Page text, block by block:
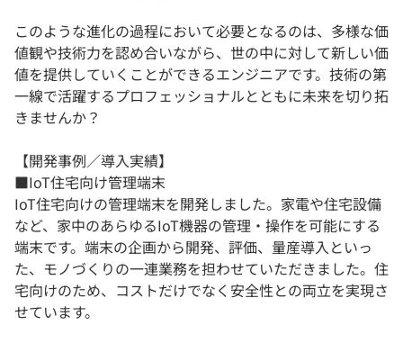
このような進化の過程において必要となるのは、多様な価
値観や技術力を認め合いながら、世の中に対して新しい価
値を提供していくことができるエンジニアです。技術の第
一線で活躍するプロフェッショナルとともに未来を切り拓
きませんか？
【開発事例／導入実績】
■IoT住宅向け管理端末
IoT住宅向けの管理端末を開発しました。家電や住宅設備
など、家中のあらゆるIoT機器の管理・操作を可能にする
端末です。端末の企画から開発、評価、量産導入といっ
た、モノづくりの一連業務を担わせていただきました。住
宅向けのため、コストだけでなく安全性との両立を実現さ
せています。